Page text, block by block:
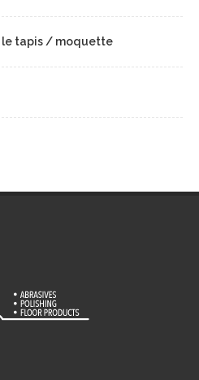
le tapis / moquette